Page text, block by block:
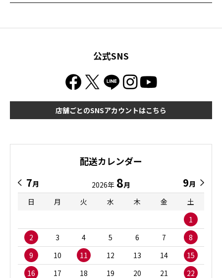
公式SNS
店舗ごとのSNSアカウントはこちら
配送カレンダー
7月 2026年 8月 9月
日
月 火 水 木 金
土
1
2
3 4 5 6 7
8
9
10 11 12 13 14
15
16
17 18 19 20 21 22